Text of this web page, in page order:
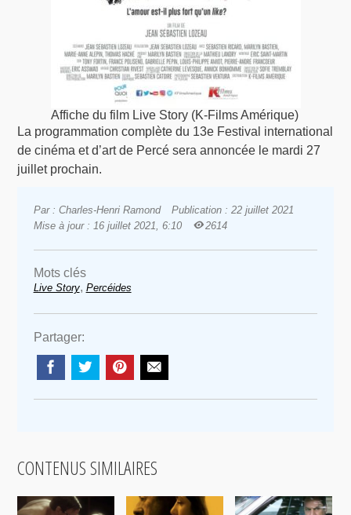
Affiche du film Live Story (K-Films Amérique)
La programmation complète du 13e Festival international
de cinéma et d’art de Percé sera annoncée le mardi 27
juillet prochain.
Par : Charles-Henri Ramond
Publication : 22 juillet 2021
Mise à jour : 16 juillet 2021, 6:10
2614
Mots clés
Live Story, Percéides
Partager:
CONTENUS SIMILAIRES